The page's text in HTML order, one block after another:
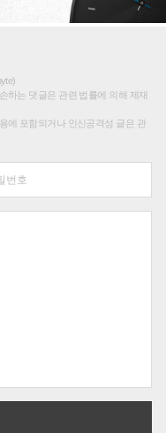
하는 댓글은 관련 법률에 의해 제재
에 포함되거나 인신공격성 글은 관